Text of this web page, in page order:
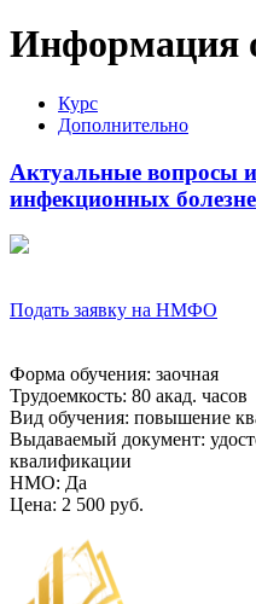
Информация
Курс
Дополнительно
Актуальные вопросы
инфекционных
Подать заявку на НМФО
Форма обучения: заочная
Трудоемкость: 80 акад. часов
Вид обучения: повышение
Выдаваемый документ:
квалификации
НМО: Да
Цена: 2 500 руб.